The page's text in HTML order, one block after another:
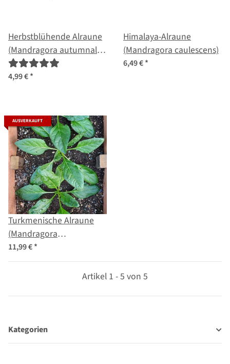
Herbstblühende Alraune
(Mandragora autumnalis)
Samen
4,99 €*
Himalaya-Alraune
(Mandragora caulescens)
6,49 €*
AUSVERKAUFT
Turkmenische Alraune
(Mandragora
turcomanica) Samen
11,99 €*
Artikel 1 - 5 von 5
Kategorien